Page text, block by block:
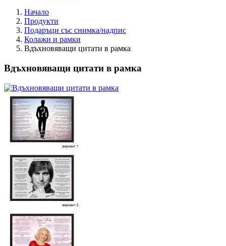
Начало
Продукти
Подаръци със снимка/надпис
Колажи и рамки
Вдъхновяващи цитати в рамка
Вдъхновяващи цитати в рамка